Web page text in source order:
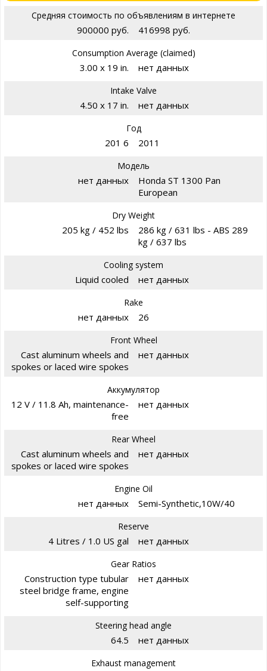
Средняя стоимость по объявлениям в интернете
900000 руб. 416998 руб.
Consumption Average (claimed)
3.00 x 19 in. нет данных
Intake Valve
4.50 x 17 in. нет данных
Год
201 6 2011
Модель
нет данных
Honda ST 1300 Pan
European
Dry Weight
205 kg / 452 lbs
286 kg / 631 lbs - ABS 289
kg / 637 lbs
Cooling system
Liquid cooled нет данных
Rake
нет данных 26
Front Wheel
Cast aluminum wheels and
spokes or laced wire spokes
нет данных
Аккумулятор
12 V / 11.8 Ah, maintenance-
free
нет данных
Rear Wheel
Cast aluminum wheels and
spokes or laced wire spokes
нет данных
Engine Oil
нет данных Semi-Synthetic,10W/40
Reserve
4 Litres / 1.0 US gal нет данных
Gear Ratios
Construction type tubular
steel bridge frame, engine
self-supporting
нет данных
Steering head angle
64.5 нет данных
Exhaust management